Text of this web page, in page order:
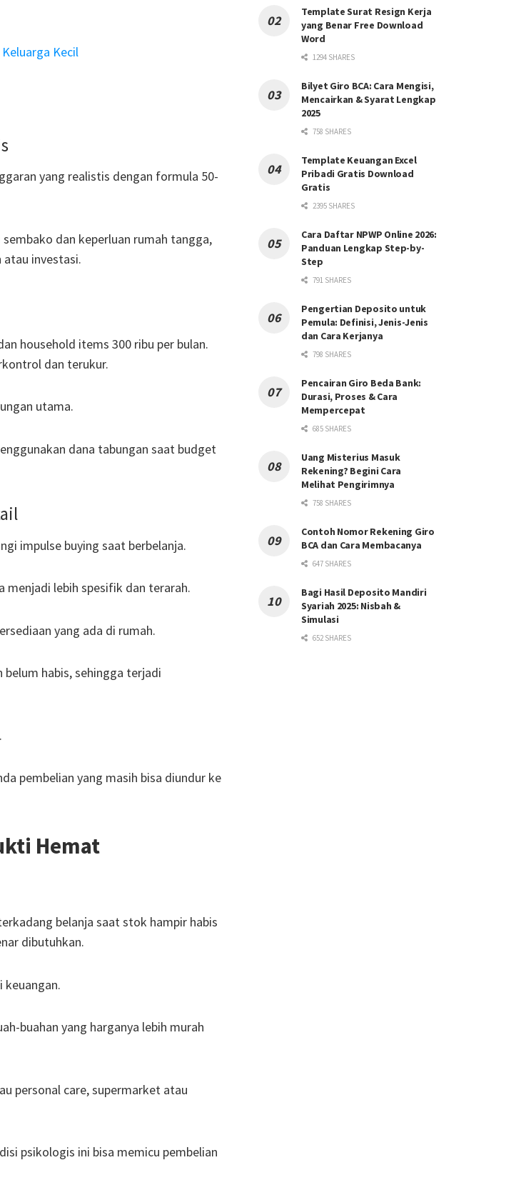
Kecil
yang realistis dengan formula 50-
dan keperluan rumah tangga,
investasi.
household items 300 ribu per bulan.
dan terukur.
utama.
dana tabungan saat budget
impulse buying saat berbelanja.
menjadi lebih spesifik dan terarah.
yang ada di rumah.
habis, sehingga terjadi
pembelian yang masih bisa diundur ke
Hemat
belanja saat stok hampir habis
dibutuhkan.
keuangan.
buahan yang harganya lebih murah
personal care, supermarket atau
psikologis ini bisa memicu pembelian
Template Surat Resign Kerja
yang Benar Free Download
Word
1294 SHARES
Bilyet Giro BCA: Cara Mengisi,
Mencairkan & Syarat Lengkap
2025
758 SHARES
Template Keuangan Excel
Pribadi Gratis Download
Gratis
2395 SHARES
Cara Daftar NPWP Online 2026:
Panduan Lengkap Step-by-
Step
791 SHARES
Pengertian Deposito untuk
Pemula: Definisi, Jenis-Jenis
dan Cara Kerjanya
798 SHARES
Pencairan Giro Beda Bank:
Durasi, Proses & Cara
Mempercepat
685 SHARES
Uang Misterius Masuk
Rekening? Begini Cara
Melihat Pengirimnya
758 SHARES
Contoh Nomor Rekening Giro
BCA dan Cara Membacanya
647 SHARES
Bagi Hasil Deposito Mandiri
Syariah 2025: Nisbah &
Simulasi
652 SHARES